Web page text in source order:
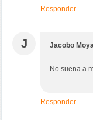
Responder
J Jacobo
No suena a
Responder